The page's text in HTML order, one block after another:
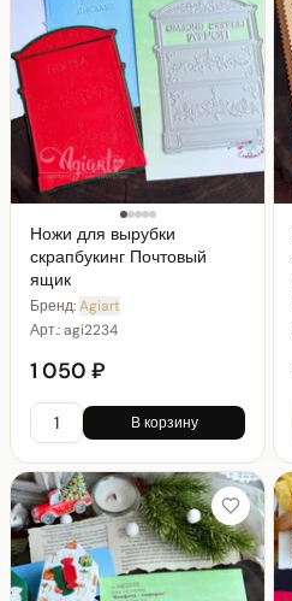
Ножи для вырубки
скрапбукинг Почтовый
ящик
Бренд:Agiart
Арт.:agi2234
1 050 ₽
В корзину